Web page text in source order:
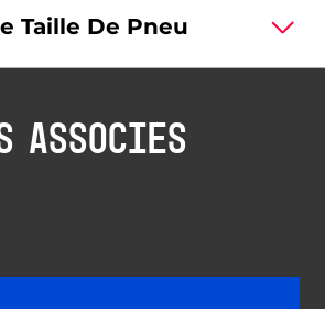
Taille De Pneu
ASSOCIÉS